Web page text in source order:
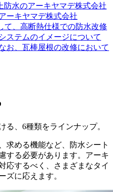
防水のアーキヤマデ株式会社
ーキヤマデ株式会社
て、高断熱仕様での防水改修
ステムのイメージについて
お、瓦棒屋根の改修において
る、6種類をラインナップ。
求める機能など、防水シート
する必要があります。アーキ
応するべく、さまざまなタイ
ズに応えます。